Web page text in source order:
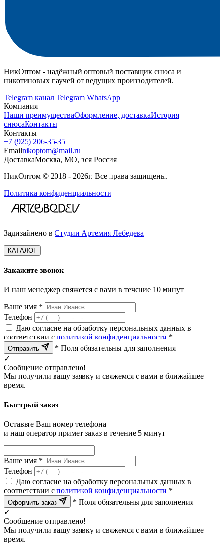
НикОптом - надёжный оптовый поставщик снюса и
никотиновых паучей от ведущих производителей.
Telegram канал Telegram WhatsApp
Компания
Наши преимуществаОформление, доставкаИстория
снюсаКонтакты
Контакты
+7 (925) 206‑35‑35
Emailnikoptom@mail.ru
ДоставкаМосква, МО, вся Россия
НикОптом © 2018 - 2026г. Все права защищены.
Политика конфиденциальности
Задизайнено в Студии Артемия Лебедева
КАТАЛОГ
Закажите звонок
И наш менеджер свяжется с вами в течение 10 минут
Ваше имя *
Телефон
Даю согласие на обработку персональных данных в
соответствии с политикой конфиденциальности *
Отправить
* Поля обязательны для заполнения
✓
Сообщение отправлено!
Мы получили вашу заявку и свяжемся с вами в ближайшее
время.
Быстрый заказ
Оставьте Ваш номер телефона
и наш оператор примет заказ в течение 5 минут
Ваше имя *
Телефон
Даю согласие на обработку персональных данных в
соответствии с политикой конфиденциальности *
Оформить заказ
* Поля обязательны для заполнения
✓
Сообщение отправлено!
Мы получили вашу заявку и свяжемся с вами в ближайшее
время.